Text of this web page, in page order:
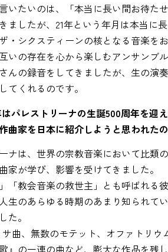
いたいのは、「本当に長い間お待た
ましたが、21年という年月は本当に
・シクスティーンの核となる音楽を
いの存在を心から楽しむアンサンブ
んの録音をしてきましたが、生の演
てくれるのです。
パレストリーナの生誕500周年を迎
曲家を日本に紹介しようと思われた
ナは、世界の宗教音楽において比類
家が学び、影響を受けてきました。
」「教会音楽の救世主」とも呼ばれる
生のあらゆる時期のあまり知られて
た。
サ曲、無数のモテット、オファトリ
』の一連の曲など、膨大な作品を残